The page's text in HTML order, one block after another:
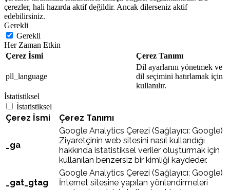
çerezler, hali hazırda aktif değildir. Ancak dilerseniz aktif
edebilirsiniz.
Gerekli
Gerekli
Her Zaman Etkin
Çerez İsmi
Çerez Tanımı
pll_language
Dil ayarlarını yönetmek ve
dil seçimini hatırlamak için
kullanılır.
İstatistiksel
İstatistiksel
Çerez İsmi Çerez Tanımı
_ga
Google Analytics Çerezi (Sağlayıcı: Google)
Ziyaretçinin web sitesini nasıl kullandığı
hakkında istatistiksel veriler oluşturmak için
kullanılan benzersiz bir kimliği kaydeder.
_gat_gtag
Google Analytics Çerezi (Sağlayıcı: Google)
İnternet sitesine yapılan yönlendirmeleri